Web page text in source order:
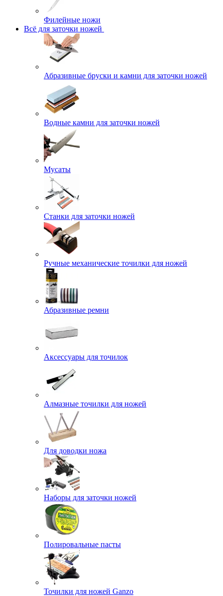
Филейные ножи
Всё для заточки ножей
Абразивные бруски и камни для заточки ножей
Водные камни для заточки ножей
Мусаты
Станки для заточки ножей
Ручные механические точилки для ножей
Абразивные ремни
Аксессуары для точилок
Алмазные точилки для ножей
Для доводки ножа
Наборы для заточки ножей
Полировальные пасты
Точилки для ножей Ganzo